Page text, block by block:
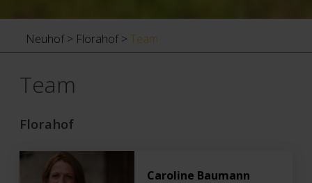
Neuhof > Florahof > Team
Team
Florahof
Caroline Baumann